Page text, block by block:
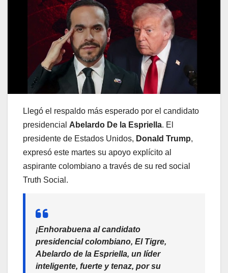
Llegó el respaldo más esperado por el candidato
presidencial Abelardo De la Espriella. El
presidente de Estados Unidos, Donald Trump,
expresó este martes su apoyo explícito al
aspirante colombiano a través de su red social
Truth Social.
¡Enhorabuena al candidato
presidencial colombiano, El Tigre,
Abelardo de la Espriella, un líder
inteligente, fuerte y tenaz, por su